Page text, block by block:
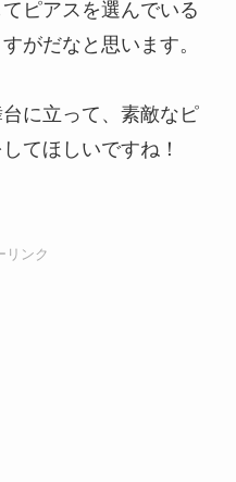
ピアスを選んでいる
がだなと思います。
に立って、素敵なピ
てほしいですね！
リンク